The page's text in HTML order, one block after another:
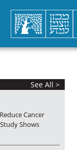
See All >
Cancer
Shows